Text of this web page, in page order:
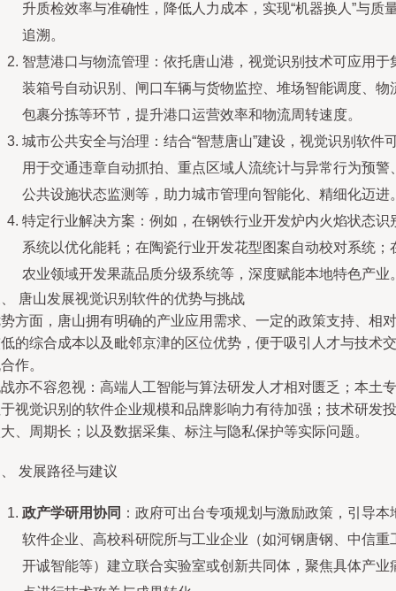
升质检效率与准确性，降低人力成本，实现“机器换人”与质
追溯。
智慧港口与物流管理：依托唐山港，视觉识别技术可应用于
装箱号自动识别、闸口车辆与货物监控、堆场智能调度、物
包裹分拣等环节，提升港口运营效率和物流周转速度。
城市公共安全与治理：结合“智慧唐山”建设，视觉识别软件
用于交通违章自动抓拍、重点区域人流统计与异常行为预警
公共设施状态监测等，助力城市管理向智能化、精细化迈进
特定行业解决方案：例如，在钢铁行业开发炉内火焰状态识
系统以优化能耗；在陶瓷行业开发花型图案自动校对系统；
农业领域开发果蔬品质分级系统等，深度赋能本地特色产业
唐山发展视觉识别软件的优势与挑战
方面，唐山拥有明确的产业应用需求、一定的政策支持、相对
的综合成本以及毗邻京津的区位优势，便于吸引人才与技术交
作。
亦不容忽视：高端人工智能与算法研发人才相对匮乏；本土专
视觉识别的软件企业规模和品牌影响力有待加强；技术研发投
、周期长；以及数据采集、标注与隐私保护等实际问题。
发展路径与建议
政产学研用协同 ：政府可出台专项规划与激励政策，引导本
软件企业、高校科研院所与工业企业（如河钢唐钢、中信重
开诚智能等）建立联合实验室或创新共同体，聚焦具体产业